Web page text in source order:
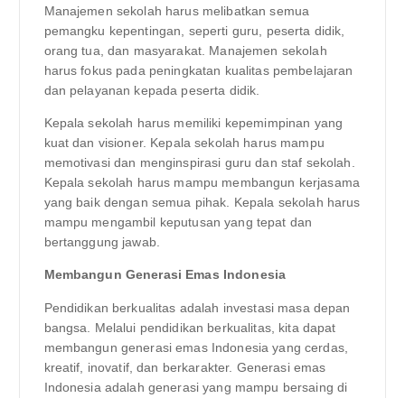
Manajemen sekolah harus melibatkan semua
pemangku kepentingan, seperti guru, peserta didik,
orang tua, dan masyarakat. Manajemen sekolah
harus fokus pada peningkatan kualitas pembelajaran
dan pelayanan kepada peserta didik.
Kepala sekolah harus memiliki kepemimpinan yang
kuat dan visioner. Kepala sekolah harus mampu
memotivasi dan menginspirasi guru dan staf sekolah.
Kepala sekolah harus mampu membangun kerjasama
yang baik dengan semua pihak. Kepala sekolah harus
mampu mengambil keputusan yang tepat dan
bertanggung jawab.
Membangun Generasi Emas Indonesia
Pendidikan berkualitas adalah investasi masa depan
bangsa. Melalui pendidikan berkualitas, kita dapat
membangun generasi emas Indonesia yang cerdas,
kreatif, inovatif, dan berkarakter. Generasi emas
Indonesia adalah generasi yang mampu bersaing di